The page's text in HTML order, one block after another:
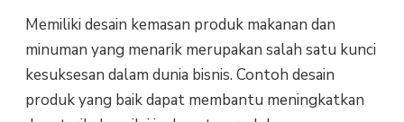
Memiliki desain kemasan produk makanan dan
minuman yang menarik merupakan salah satu kunci
kesuksesan dalam dunia bisnis. Contoh desain
produk yang baik dapat membantu meningkatkan